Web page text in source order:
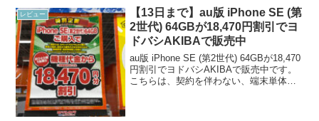
レビュー
【13日まで】au版 iPhone SE (第
2世代) 64GBが18,470円割引でヨ
ドバシAKIBAで販売中
au版 iPhone SE (第2世代) 64GBが18,470
円割引でヨドバシAKIBAで販売中です。
こちらは、契約を伴わない、端末単体購